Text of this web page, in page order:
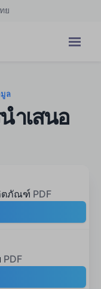
ย
มูล
ำเสนอ
ตภัณฑ์ PDF
PDF